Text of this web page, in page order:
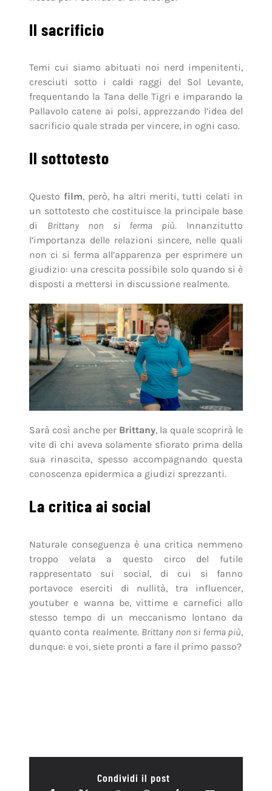
Il sacrificio
Temi cui siamo abituati noi nerd impenitenti,
cresciuti sotto i caldi raggi del Sol Levante,
frequentando la Tana delle Tigri e imparando la
Pallavolo catene ai polsi, apprezzando l’idea del
sacrificio quale strada per vincere, in ogni caso.
Il sottotesto
Questo film, però, ha altri meriti, tutti celati in
un sottotesto che costituisce la principale base
di Brittany non si ferma più. Innanzitutto
l’importanza delle relazioni sincere, nelle quali
non ci si ferma all’apparenza per esprimere un
giudizio: una crescita possibile solo quando si è
disposti a mettersi in discussione realmente.
Sarà così anche per Brittany, la quale scoprirà le
vite di chi aveva solamente sfiorato prima della
sua rinascita, spesso accompagnando questa
conoscenza epidermica a giudizi sprezzanti.
La critica ai social
Naturale conseguenza è una critica nemmeno
troppo velata a questo circo del futile
rappresentato sui social, di cui si fanno
portavoce eserciti di nullità, tra influencer,
youtuber e wanna be, vittime e carnefici allo
stesso tempo di un meccanismo lontano da
quanto conta realmente. Brittany non si ferma più,
dunque: e voi, siete pronti a fare il primo passo?
Condividi il post